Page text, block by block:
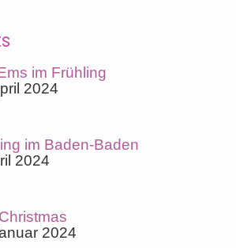
im Frühling
2024
im Baden-Baden
2024
2024